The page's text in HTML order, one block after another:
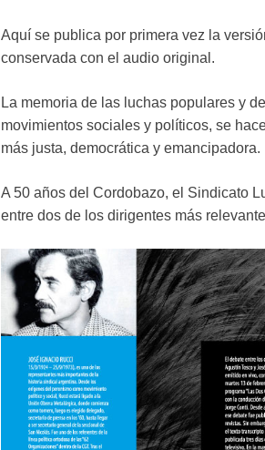
Aquí se publica por primera vez la
conservada con el audio original.
La memoria de las luchas populares y
movimientos sociales y políticos, se
más justa, democrática y emancipadora.
A 50 años del Cordobazo, el Sindicato
entre dos de los dirigentes más